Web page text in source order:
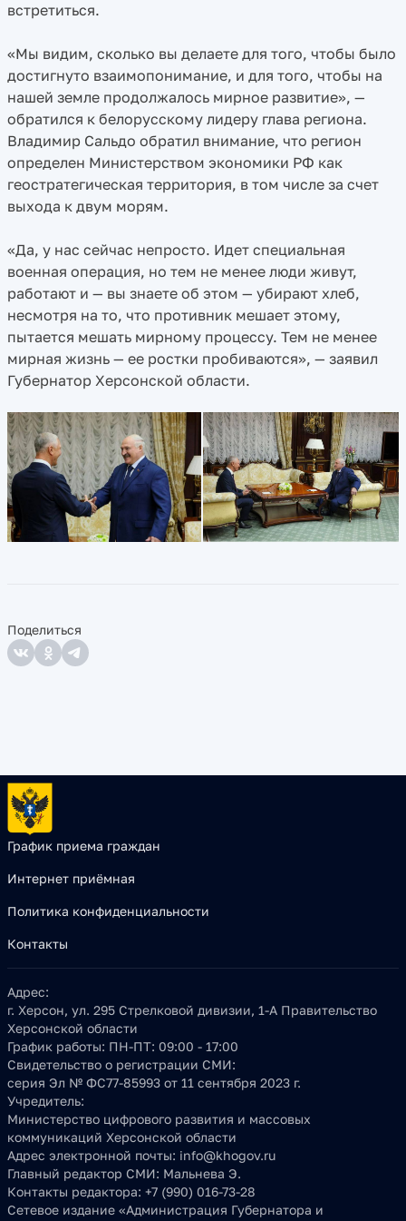
встретиться.
«Мы видим, сколько вы делаете для того, чтобы было
достигнуто взаимопонимание, и для того, чтобы на
нашей земле продолжалось мирное развитие», —
обратился к белорусскому лидеру глава региона.
Владимир Сальдо обратил внимание, что регион
определен Министерством экономики РФ как
геостратегическая территория, в том числе за счет
выхода к двум морям.
«Да, у нас сейчас непросто. Идет специальная
военная операция, но тем не менее люди живут,
работают и — вы знаете об этом — убирают хлеб,
несмотря на то, что противник мешает этому,
пытается мешать мирному процессу. Тем не менее
мирная жизнь — ее ростки пробиваются», — заявил
Губернатор Херсонской области.
Поделиться
График приема граждан
Интернет приёмная
Политика конфиденциальности
Контакты
Адрес:
г. Херсон, ул. 295 Стрелковой дивизии, 1-А Правительство
Херсонской области
График работы: ПН-ПТ: 09:00 - 17:00
Свидетельство о регистрации СМИ:
серия Эл № ФС77-85993 от 11 сентября 2023 г.
Учредитель:
Министерство цифрового развития и массовых
коммуникаций Херсонской области
Адрес электронной почты: info@khogov.ru
Главный редактор СМИ: Мальнева Э.
Контакты редактора: +7 (990) 016-73-28
Сетевое издание «Администрация Губернатора и